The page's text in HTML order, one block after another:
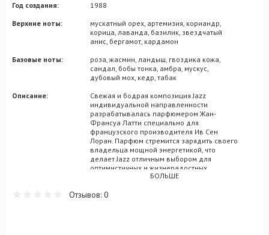
Год создания:
1988
Верхние ноты:
мускатный орех, артемизия, кориандр,
корица, лаванда, базилик, звездчатый
анис, бергамот, кардамон
Базовые ноты:
роза, жасмин, ландыш, гвоздика кожа,
сандал, бобы тонка, амбра, мускус,
дубовый мох, кедр, табак
Описание:
Свежая и бодрая композиция Jazz
индивидуальной направленности
разрабатывалась парфюмером Жан-
Франсуа Латти специально для
французского производителя Ив Сен
Лоран. Парфюм стремится зарядить своего
владельца мощной энергетикой, что
делает Jazz отличным выбором для
оптимистичных и жизнерадостных
личностей. Композиция выпускается с 1988
существования, успела горячо полюбиться
БОЛЬШЕ
Отзывов: 0